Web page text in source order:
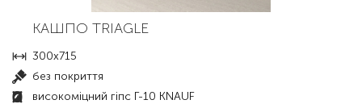
КАШПО TRIAGLE
300х715
без покриття
високоміцний гіпс Г-10 KNAUF